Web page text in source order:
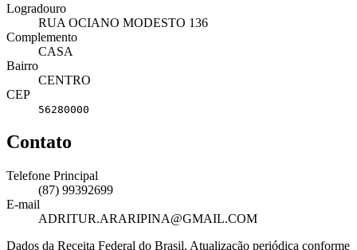
Logradouro
RUA OCIANO MODESTO 136
Complemento
CASA
Bairro
CENTRO
CEP
56280000
Contato
Telefone Principal
(87) 99392699
E-mail
ADRITUR.ARARIPINA@GMAIL.COM
Dados da Receita Federal do Brasil. Atualização periódica conforme